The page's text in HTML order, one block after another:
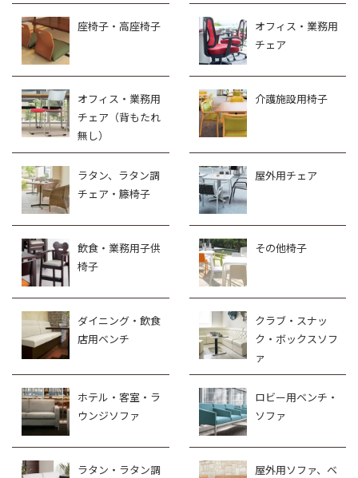
座椅子・高座椅子
オフィス・業務用
チェア
オフィス・業務用
チェア（背もたれ
無し）
介護施設用椅子
ラタン、ラタン調
チェア・籐椅子
屋外用チェア
飲食・業務用子供
椅子
その他椅子
ダイニング・飲食
店用ベンチ
クラブ・スナッ
ク・ボックスソフ
ァ
ホテル・客室・ラ
ウンジソファ
ロビー用ベンチ・
ソファ
ラタン・ラタン調
屋外用ソファ、ベ